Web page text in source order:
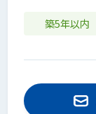
築5年以内